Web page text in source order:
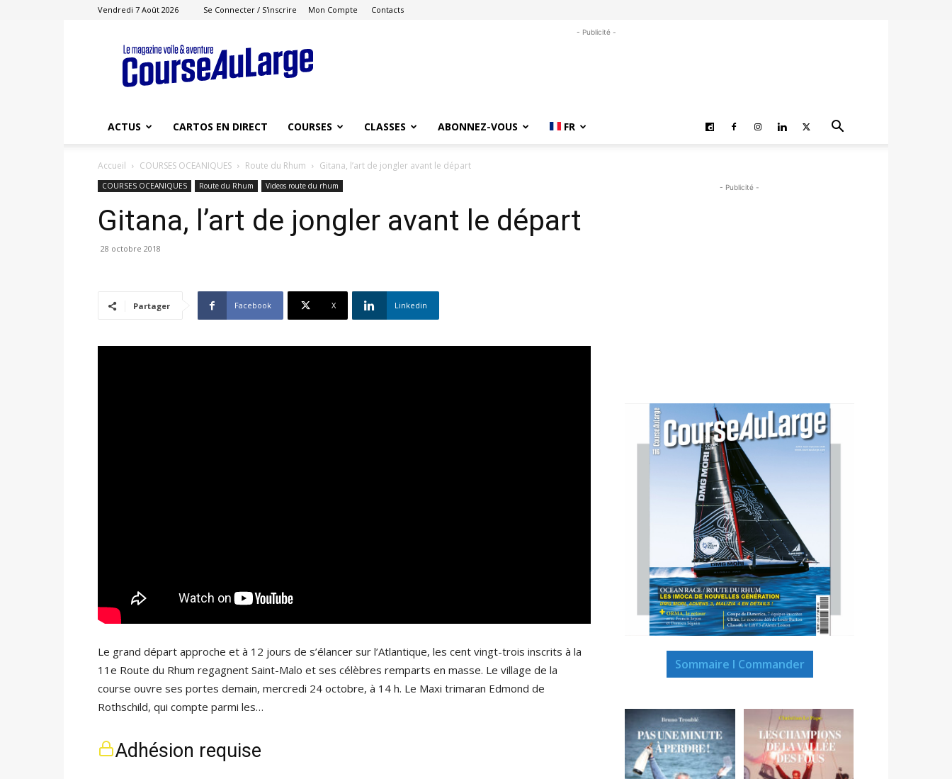
Vendredi 7 Août 2026 Se Connecter / S'inscrire Mon Compte Contacts
Course
au
Large
- Publicité -
ACTUS CARTOS EN DIRECT COURSES CLASSES ABONNEZ-VOUS FR
Accueil COURSES OCEANIQUES Route du Rhum Gitana, l’art de jongler avant le départ
COURSES OCEANIQUES Route du Rhum Videos route du rhum
Gitana, l’art de jongler avant le départ
28 octobre 2018
Partager Facebook X Linkedin
Le grand départ approche et à 12 jours de s’élancer sur l’Atlantique, les cent vingt-trois inscrits à la
11e Route du Rhum regagnent Saint-Malo et ses célèbres remparts en masse. Le village de la
course ouvre ses portes demain, mercredi 24 octobre, à 14 h. Le Maxi trimaran Edmond de
Rothschild, qui compte parmi les…
Adhésion requise
- Publicité -
Sommaire I Commander